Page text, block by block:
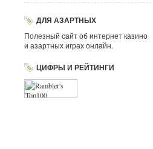
ДЛЯ АЗАРТНЫХ
Полезный сайт об интернет казино
и азартных играх онлайн.
ЦИФРЫ И РЕЙТИНГИ